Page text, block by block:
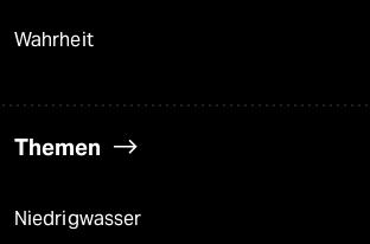
Wahrheit
Themen
Niedrigwasser